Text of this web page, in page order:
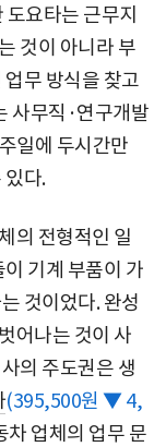
요타는 근무지
것이 아니라 부
무 방식을 찾고
사무직·연구개발
일에 두시간만
있다.
의 전형적인 일
기계 부품이 가
것이었다. 완성
어나는 것이 사
의 주도권은 생
(395,500원 ▼ 4,
차 업체의 업무 문